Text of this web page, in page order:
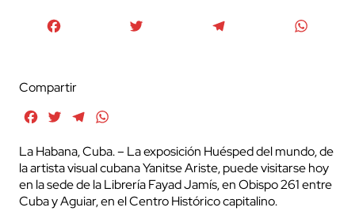
Compartir
FacebookTwitterTelegram
La Habana, Cuba. – La exposición Huésped del mundo, de
la artista visual cubana Yanitse Ariste, puede visitarse hoy
en la sede de la Librería Fayad Jamís, en Obispo 261 entre
Cuba y Aguiar, en el Centro Histórico capitalino.